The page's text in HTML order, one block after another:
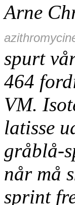
Arne
spurt
464
VM.
latisse
gråblå-
når må
sprint